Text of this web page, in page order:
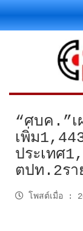
“ศบค.”เ
เพิ่ม
ประเทศ
ตปท.2รา
โพสต์เมื่อ :